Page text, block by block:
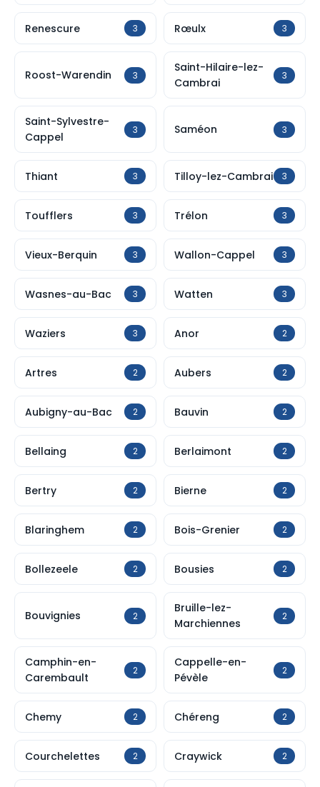
Renescure 3 Rœulx 3
Roost-Warendin 3
Saint-Hilaire-lez-
Cambrai
3
Saint-Sylvestre-
Cappel
3 Saméon 3
Thiant 3 Tilloy-lez-Cambrai 3
Toufflers 3 Trélon 3
Vieux-Berquin 3 Wallon-Cappel 3
Wasnes-au-Bac 3 Watten 3
Waziers 3 Anor 2
Artres 2 Aubers 2
Aubigny-au-Bac 2 Bauvin 2
Bellaing 2 Berlaimont 2
Bertry 2 Bierne 2
Blaringhem 2 Bois-Grenier 2
Bollezeele 2 Bousies 2
Bouvignies 2
Bruille-lez-
Marchiennes
2
Camphin-en-
Carembault
2
Cappelle-en-
Pévèle
2
Chemy 2 Chéreng 2
Courchelettes 2 Craywick 2